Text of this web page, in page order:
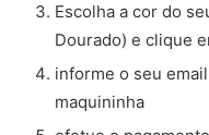
Escolha a cor do
Dourado) e clique
informe o seu
maquininha